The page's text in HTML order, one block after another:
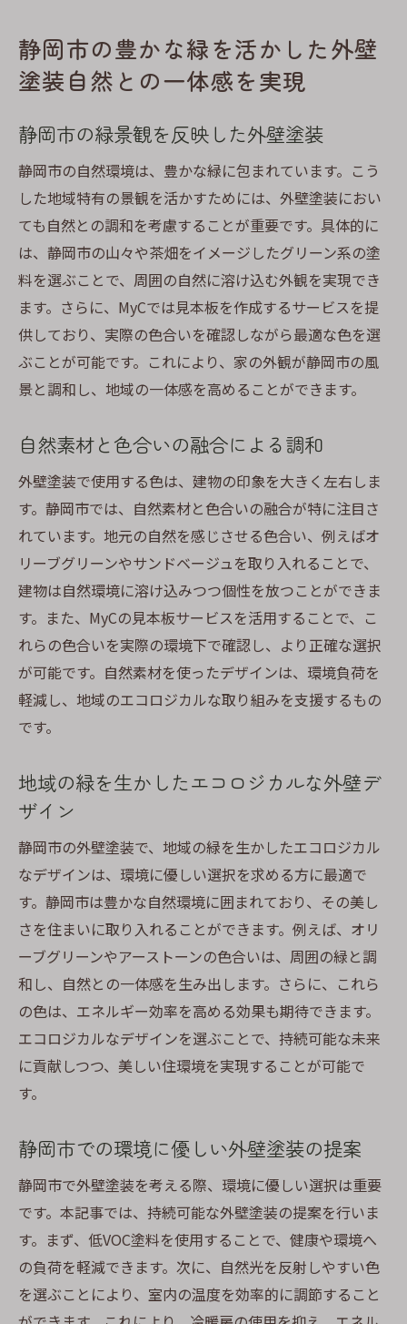
静岡市の豊かな緑を活かした外壁
塗装自然との一体感を実現
静岡市の緑景観を反映した外壁塗装
静岡市の自然環境は、豊かな緑に包まれています。こう
した地域特有の景観を活かすためには、外壁塗装におい
ても自然との調和を考慮することが重要です。具体的に
は、静岡市の山々や茶畑をイメージしたグリーン系の塗
料を選ぶことで、周囲の自然に溶け込む外観を実現でき
ます。さらに、MyCでは見本板を作成するサービスを提
供しており、実際の色合いを確認しながら最適な色を選
ぶことが可能です。これにより、家の外観が静岡市の風
景と調和し、地域の一体感を高めることができます。
自然素材と色合いの融合による調和
外壁塗装で使用する色は、建物の印象を大きく左右しま
す。静岡市では、自然素材と色合いの融合が特に注目さ
れています。地元の自然を感じさせる色合い、例えばオ
リーブグリーンやサンドベージュを取り入れることで、
建物は自然環境に溶け込みつつ個性を放つことができま
す。また、MyCの見本板サービスを活用することで、こ
れらの色合いを実際の環境下で確認し、より正確な選択
が可能です。自然素材を使ったデザインは、環境負荷を
軽減し、地域のエコロジカルな取り組みを支援するもの
です。
地域の緑を生かしたエコロジカルな外壁デ
ザイン
静岡市の外壁塗装で、地域の緑を生かしたエコロジカル
なデザインは、環境に優しい選択を求める方に最適で
す。静岡市は豊かな自然環境に囲まれており、その美し
さを住まいに取り入れることができます。例えば、オリ
ーブグリーンやアーストーンの色合いは、周囲の緑と調
和し、自然との一体感を生み出します。さらに、これら
の色は、エネルギー効率を高める効果も期待できます。
エコロジカルなデザインを選ぶことで、持続可能な未来
に貢献しつつ、美しい住環境を実現することが可能で
す。
静岡市での環境に優しい外壁塗装の提案
静岡市で外壁塗装を考える際、環境に優しい選択は重要
です。本記事では、持続可能な外壁塗装の提案を行いま
す。まず、低VOC塗料を使用することで、健康や環境へ
の負荷を軽減できます。次に、自然光を反射しやすい色
を選ぶことにより、室内の温度を効率的に調節すること